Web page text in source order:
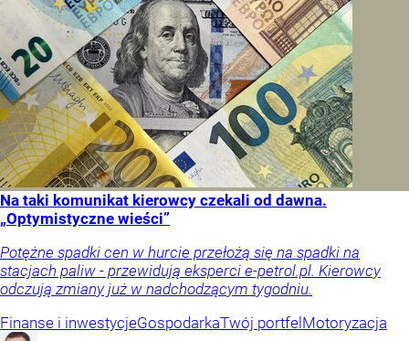
Na taki komunikat kierowcy czekali od dawna.
„Optymistyczne wieści”
Potężne spadki cen w hurcie przełożą się na spadki na
stacjach paliw - przewidują eksperci e-petrol.pl. Kierowcy
odczują zmiany już w nadchodzącym tygodniu.
Finanse i inwestycjeGospodarkaTwój portfelMotoryzacja